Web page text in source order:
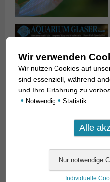
Wir verwenden
Wir nutzen Cookies auf
sind essenziell, während
und Ihre Erfahrung zu
• Notwendig • Statistik
Individuelle